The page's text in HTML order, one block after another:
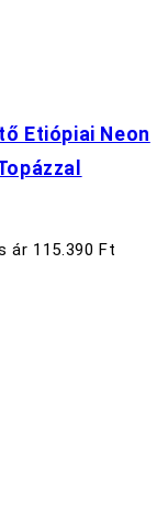
Etiópiai Neon
ár 115.390 Ft